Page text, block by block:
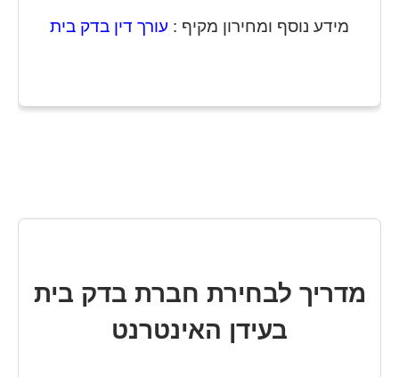
מידע נוסף ומחירון מקיף : עורך דין בדק בית
מדריך לבחירת חברת בדק בית
בעידן האינטרנט